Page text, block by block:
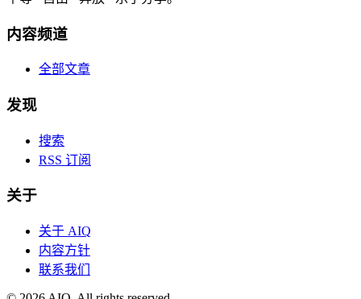
内容频道
全部文章
发现
搜索
RSS 订阅
关于
关于 AIQ
内容方针
联系我们